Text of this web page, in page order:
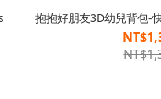
抱抱好朋友3D幼兒背包-